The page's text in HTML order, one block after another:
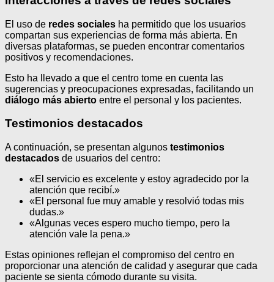
El uso de redes sociales ha permitido que los usuarios
compartan sus experiencias de forma más abierta. En
diversas plataformas, se pueden encontrar comentarios
positivos y recomendaciones.
Esto ha llevado a que el centro tome en cuenta las
sugerencias y preocupaciones expresadas, facilitando un
diálogo más abierto entre el personal y los pacientes.
Testimonios destacados
A continuación, se presentan algunos testimonios
destacados de usuarios del centro:
«El servicio es excelente y estoy agradecido por la
atención que recibí.»
«El personal fue muy amable y resolvió todas mis
dudas.»
«Algunas veces espero mucho tiempo, pero la
atención vale la pena.»
Estas opiniones reflejan el compromiso del centro en
proporcionar una atención de calidad y asegurar que cada
paciente se sienta cómodo durante su visita.